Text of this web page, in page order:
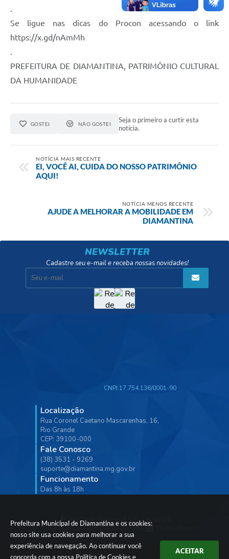
Prefeitura Municipal de Diamantina e os cookies:
nosso site usa cookies para melhorar a sua
experiência de navegação. Ao continuar você
concorda com a nossa Política de Cookies e
ACEITAR
.
Se ligue nas dicas do Procon acessando o link
https://x.gd/nAmMh
.
PREFEITURA DE DIAMANTINA, PATRIMÔNIO CULTURAL
DA HUMANIDADE
GOSTEI NÃO GOSTEI
Seja o primeiro a curtir esta
notícia.
NOTÍCIA MAIS RECENTE
EI, VOCÊ AI, CUIDA DO NOSSO PATRIMÔNIO
AQUI!
NOTÍCIA MENOS RECENTE
AJUDE A MELHORAR A MOBILIDADE EM
DIAMANTINA
NEWSLETTER
Cadastre seu e-mail e receba nossas novidades!
Localização
Rua Coronel Caetano Mascarenhas, 16,
Rio Grande
CEP: 39100-000
Fale Conosco
(38) 3531 - 9269
suporte@diamantina.mg.gov.br
Funcionamento
Das 8h às 18h
CNPJ:17.754.136/0001-90
Versão do Sistema:
3.5.3 - 19/06/2026
Portal atualizado em:06/08/2026 10:00